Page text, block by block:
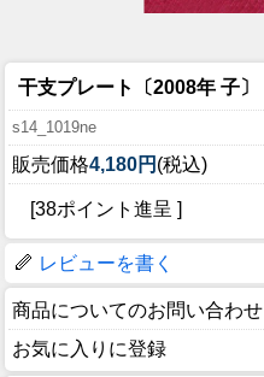
干支プレート〔2008年 子〕
s14_1019ne
販売価格4,180円 (税込)
[38ポイント進呈 ]
レビューを書く
商品についてのお問い合わせ
お気に入りに登録